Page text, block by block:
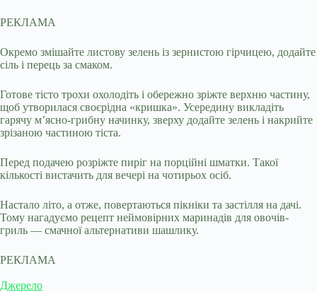
РЕКЛАМА
Окремо змішайте листову зелень із зернистою гірчицею, додайте
сіль і перець за смаком.
Готове тісто трохи охолодіть і обережно зріжте верхню частину,
щоб утворилася своєрідна «кришка». Усередину викладіть
гарячу м’ясно-грибну начинку, зверху додайте зелень і накрийте
зрізаною частиною тіста.
Перед подачею розріжте пиріг на порційні шматки. Такої
кількості вистачить для вечері на чотирьох осіб.
Настало літо, а отже, повертаються пікніки та застілля на дачі.
Тому нагадуємо рецепт неймовірних маринадів для овочів-
гриль — смачної альтернативи шашлику.
РЕКЛАМА
Джерело